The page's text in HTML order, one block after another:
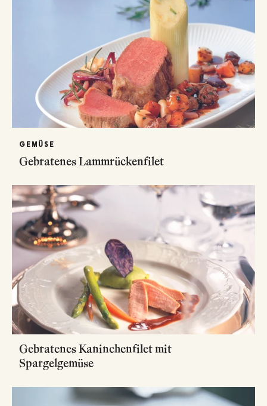
GEMÜSE
Gebratenes Lammrückenfilet
Gebratenes Kaninchenfilet mit
Spargelgemüse